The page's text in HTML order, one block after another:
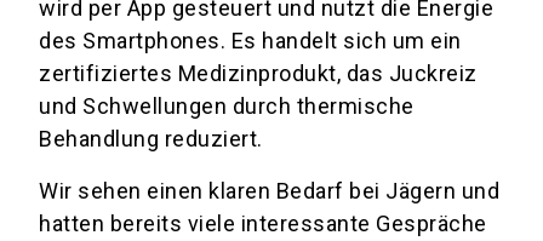
wird per App gesteuert und nutzt die Energie
des Smartphones. Es handelt sich um ein
zertifiziertes Medizinprodukt, das Juckreiz
und Schwellungen durch thermische
Behandlung reduziert.
Wir sehen einen klaren Bedarf bei Jägern und
hatten bereits viele interessante Gespräche